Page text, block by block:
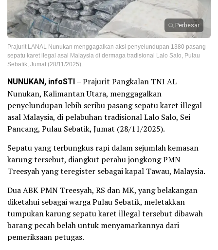
Perbesar
Prajurit LANAL Nunukan menggagalkan aksi penyelundupan 1380 pasang
sepatu karet ilegal asal Malaysia di dermaga tradisional Lalo Salo, Pulau
Sebatik, Jumat (28/11/2025).
NUNUKAN, infoSTI– Prajurit Pangkalan TNI AL
Nunukan, Kalimantan Utara, menggagalkan
penyelundupan lebih seribu pasang sepatu karet illegal
asal Malaysia, di pelabuhan tradisional Lalo Salo, Sei
Pancang, Pulau Sebatik, Jumat (28/11/2025).
Sepatu yang terbungkus rapi dalam sejumlah kemasan
karung tersebut, diangkut perahu jongkong PMN
Treesyah yang teregister sebagai kapal Tawau, Malaysia.
Dua ABK PMN Treesyah, RS dan MK, yang belakangan
diketahui sebagai warga Pulau Sebatik, meletakkan
tumpukan karung sepatu karet illegal tersebut dibawah
barang pecah belah untuk menyamarkannya dari
pemeriksaan petugas.